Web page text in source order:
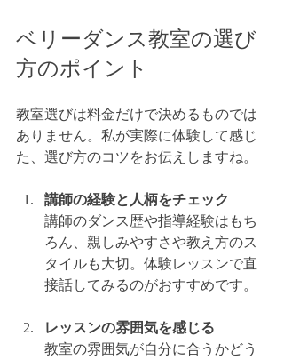
ベリーダンス教室の選び
方のポイント
教室選びは料金だけで決めるものでは
ありません。私が実際に体験して感じ
た、選び方のコツをお伝えしますね。
講師の経験と人柄をチェック
講師のダンス歴や指導経験はもち
ろん、親しみやすさや教え方のス
タイルも大切。体験レッスンで直
接話してみるのがおすすめです。
レッスンの雰囲気を感じる
教室の雰囲気が自分に合うかどう